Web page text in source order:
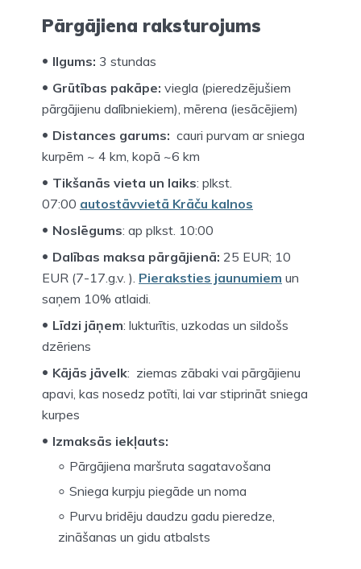
Pārgājiena raksturojums
Ilgums: 3 stundas
Grūtības pakāpe: viegla (pieredzējušiem
pārgājienu dalībniekiem), mērena (iesācējiem)
Distances garums: cauri purvam ar sniega
kurpēm ~ 4 km, kopā ~6 km
Tikšanās vieta un laiks: plkst.
07:00 autostāvvietā Krāču kalnos
Noslēgums: ap plkst. 10:00
Dalības maksa pārgājienā: 25 EUR; 10
EUR (7-17.g.v. ). Pieraksties jaunumiem un
saņem 10% atlaidi.
Līdzi jāņem: lukturītis, uzkodas un sildošs
dzēriens
Kājās jāvelk: ziemas zābaki vai pārgājienu
apavi, kas nosedz potīti, lai var stiprināt sniega
kurpes
Izmaksās iekļauts:
Pārgājiena maršruta sagatavošana
Sniega kurpju piegāde un noma
Purvu bridēju daudzu gadu pieredze,
zināšanas un gidu atbalsts